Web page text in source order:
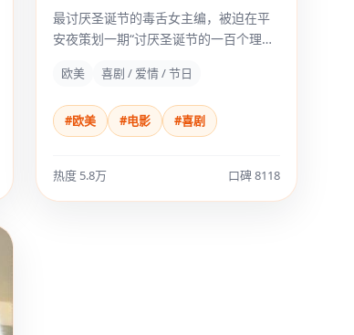
最讨厌圣诞节的毒舌女主编，被迫在平
安夜策划一期“讨厌圣诞节的一百个理
欧美 喜剧 / 爱情 / 节日
#欧美 #电影 #喜剧
热度 5.8万 口碑 8118